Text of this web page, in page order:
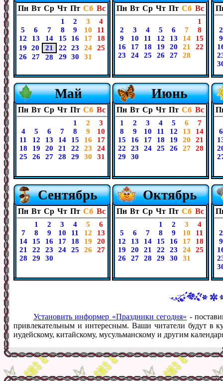
Пн Вт Ср Чт Пт Сб Вс
1 2 3
4
5
6 7 8 9 10
11
12
13 14 15 16 17
18
19
20 21 22 23 24
25
26
27 28 29 30 31
Пн Вт Ср Чт Пт Сб Вс
1
2
3 4 5 6 7
8
9
10 11 12 13 14
15
16
17 18 19 20 21
22
23
24 25 26 27 28
2
9
Май
Пн Вт Ср Чт Пт Сб Вс
1 2
3
4
5 6 7 8 9
10
11
12 13 14 15 16
17
18
19 20 21 22 23
24
25
26 27 28 29 30 31
Июнь
Пн Вт Ср Чт Пт Сб Вс
1 2 3 4 5 6
7
8
9 10 11 12 13
14
15
16 17 18 19 20
21
22
23 24 25 26 27
28
29
30
6
Сентябрь
Пн Вт Ср Чт Пт Сб Вс
1 2 3 4 5
6
7
8 9 10 11 12
13
14
15 16 17 18 19
20
21
22 23 24 25 26
27
28
29 30
Октябрь
Пн Вт Ср Чт Пт Сб Вс
1 2 3
4
5
6 7 8 9 10
11
12
13 14 15 16 17
18
19
20 21 22 23 24
25
26
27 28 29 30 31
2
9
Установить информер «Праздники сегодня» -
привлекательным и интересным. Ваши читатели будут в
иудейскому, китайскому, мусульманскому и другим